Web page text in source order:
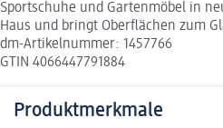
Sportschuhe und Gartenmöbel in
Haus und bringt Oberflächen zum
dm-Artikelnummer: 1457766
GTIN 4066447791884
Produktmerkmale